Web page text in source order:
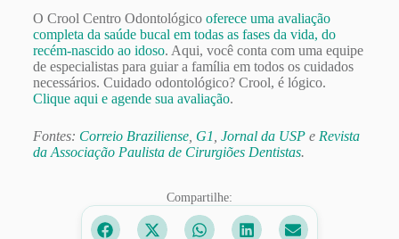
O Crool Centro Odontológico oferece uma avaliação
completa da saúde bucal em todas as fases da vida, do
recém-nascido ao idoso. Aqui, você conta com uma equipe
de especialistas para guiar a família em todos os cuidados
necessários. Cuidado odontológico? Crool, é lógico.
Clique aqui e agende sua avaliação.
Fontes: Correio Braziliense, G1 Jornal da USPe Revista
da Associação Paulista de Cirurgiões Dentistas.
Compartilhe: